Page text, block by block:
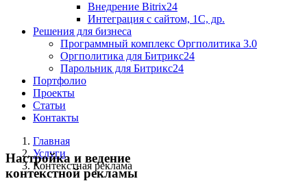
Внедрение Bitrix24
Интеграция с сайтом, 1С, др.
Решения для бизнеса
Программный комплекс Оргполитика 3.0
Оргполитика для Битрикс24
Парольник для Битрикс24
Портфолио
Проекты
Статьи
Контакты
Главная
Услуги
Контекстная реклама
Настройка и ведение
контекстной рекламы